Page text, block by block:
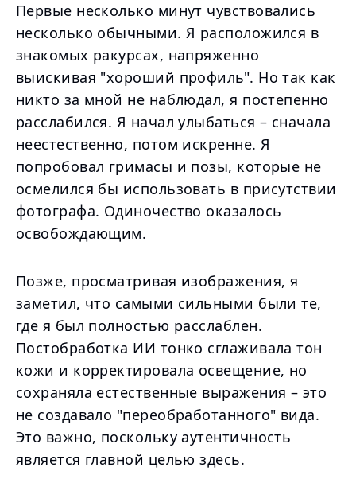
Первые несколько минут чувствовались
несколько обычными. Я расположился в
знакомых ракурсах, напряженно
выискивая "хороший профиль". Но так как
никто за мной не наблюдал, я постепенно
расслабился. Я начал улыбаться – сначала
неестественно, потом искренне. Я
попробовал гримасы и позы, которые не
осмелился бы использовать в присутствии
фотографа. Одиночество оказалось
освобождающим.
Позже, просматривая изображения, я
заметил, что самыми сильными были те,
где я был полностью расслаблен.
Постобработка ИИ тонко сглаживала тон
кожи и корректировала освещение, но
сохраняла естественные выражения – это
не создавало "переобработанного" вида.
Это важно, поскольку аутентичность
является главной целью здесь.